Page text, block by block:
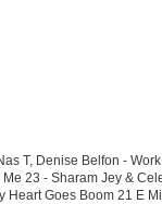
Belfon - Work 24 - Karl8, Crazibiza &
Kena -